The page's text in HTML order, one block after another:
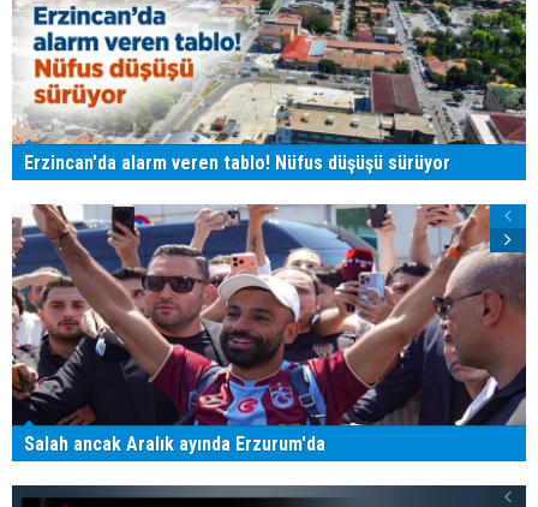
Erzincan'da alarm veren tablo! Nüfus düşüşü sürüyor
Salah ancak Aralık ayında Erzurum'da